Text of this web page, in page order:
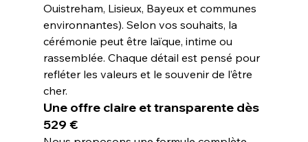
Ouistreham, Lisieux, Bayeux et communes
environnantes). Selon vos souhaits, la
cérémonie peut être laïque, intime ou
rassemblée. Chaque détail est pensé pour
refléter les valeurs et le souvenir de l’être
cher.
Une offre claire et transparente dès
529 €